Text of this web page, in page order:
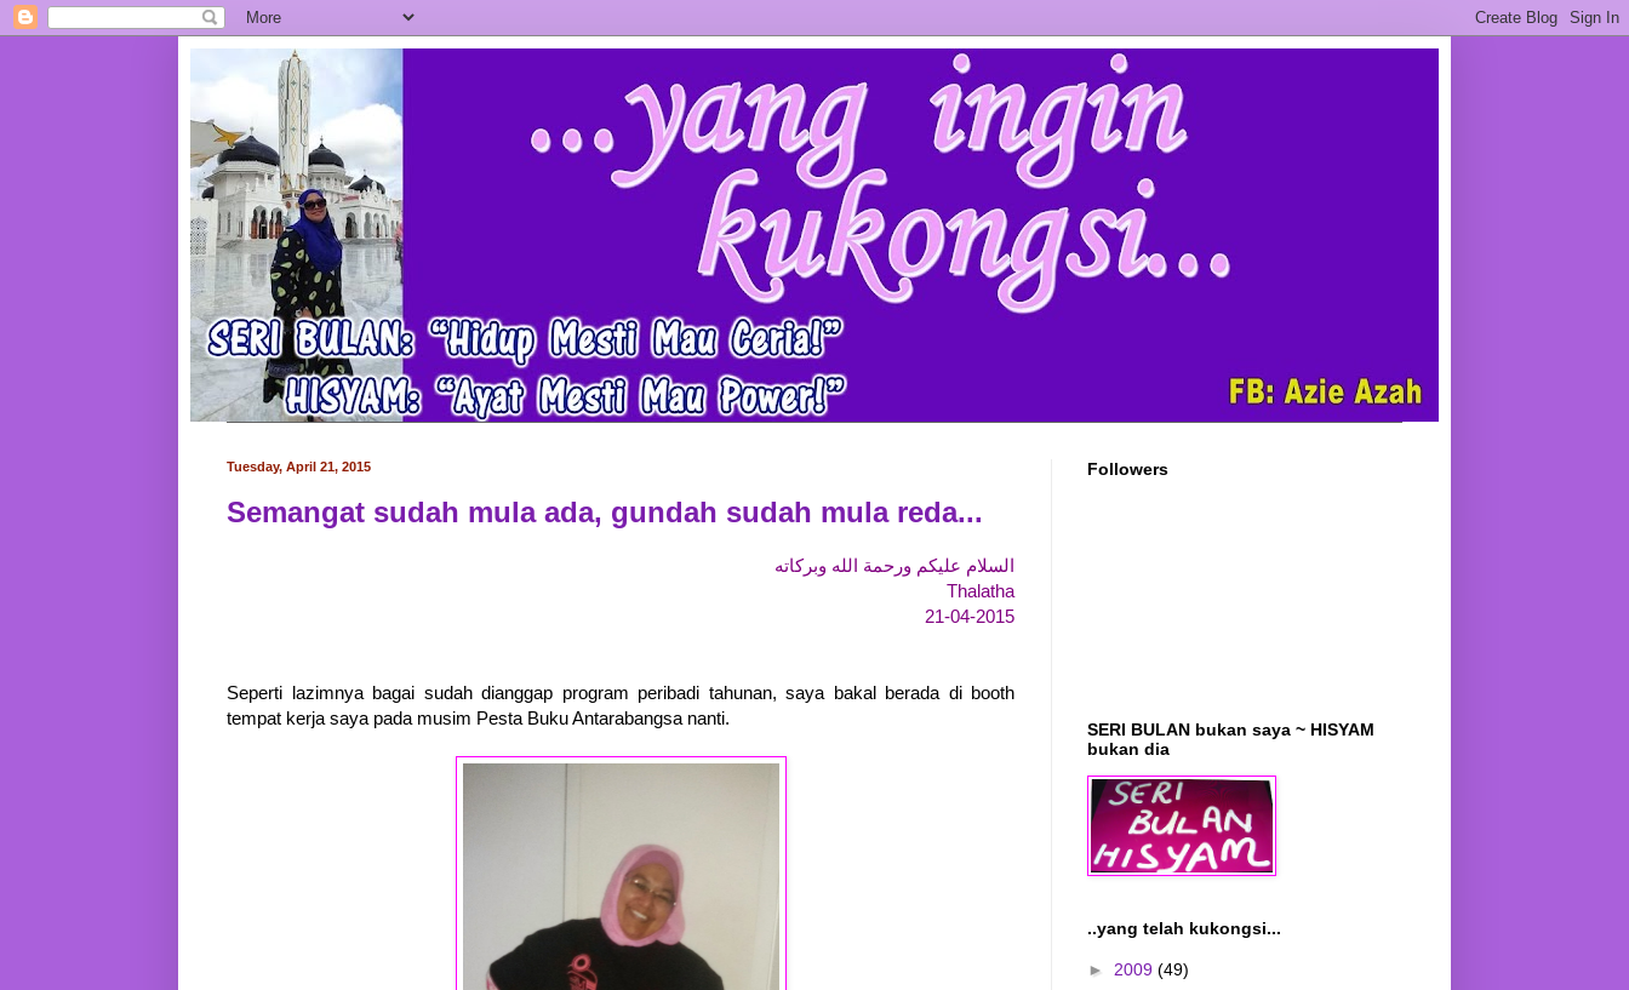
Tuesday, April 21, 2015
Semangat sudah mula ada, gundah sudah mula reda...
السلام عليكم ورحمة الله وبركاته
Thalatha
21-04-2015
Seperti lazimnya bagai sudah dianggap program peribadi tahunan, saya bakal berada di booth
tempat kerja saya pada musim Pesta Buku Antarabangsa nanti.
Followers
SERI BULAN bukan saya ~ HISYAM
bukan dia
..yang telah kukongsi...
► 2009 (49)